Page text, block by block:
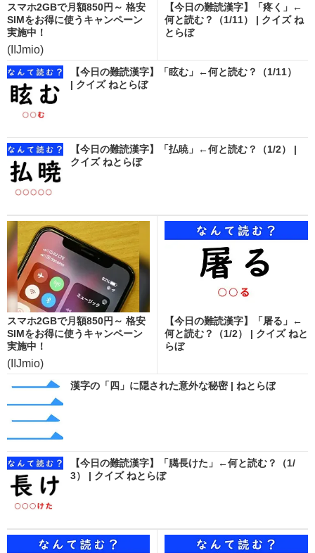
スマホ2GBで月額850円～ 格安
SIMをお得に使うキャンペーン
実施中！
(IIJmio)
【今日の難読漢字】「疼く」←
何と読む？（1/11） | クイズ ね
とらぼ
【今日の難読漢字】「眩む」←何と読む？（1/11）
| クイズ ねとらぼ
【今日の難読漢字】「払暁」←何と読む？（1/2） |
クイズ ねとらぼ
スマホ2GBで月額850円～ 格安
SIMをお得に使うキャンペーン
実施中！
(IIJmio)
【今日の難読漢字】「屠る」←
何と読む？（1/2） | クイズ ねと
らぼ
漢字の「四」に隠された意外な秘密 | ねとらぼ
【今日の難読漢字】「臈長けた」←何と読む？（1/
3） | クイズ ねとらぼ